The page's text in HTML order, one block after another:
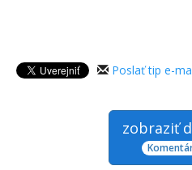
Poslať tip e-
zobraziť